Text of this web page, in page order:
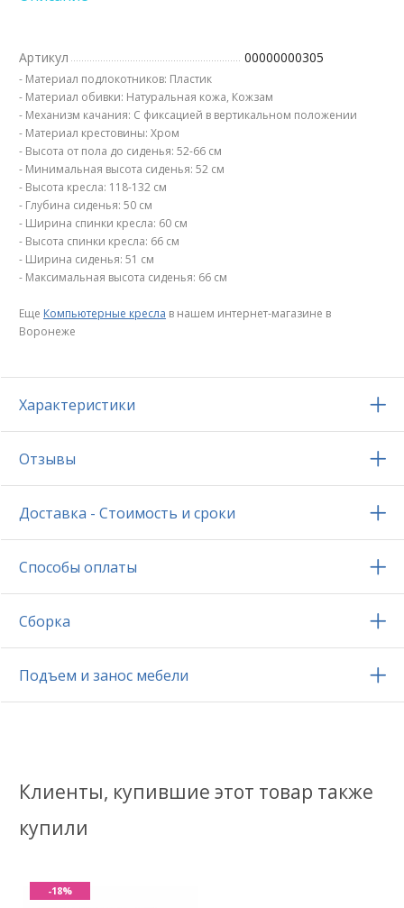
Артикул 00000000305
- Материал подлокотников: Пластик
- Материал обивки: Натуральная кожа, Кожзам
- Механизм качания: С фиксацией в вертикальном положении
- Материал крестовины: Хром
- Высота от пола до сиденья: 52-66 см
- Минимальная высота сиденья: 52 см
- Высота кресла: 118-132 см
- Глубина сиденья: 50 см
- Ширина спинки кресла: 60 см
- Высота спинки кресла: 66 см
- Ширина сиденья: 51 см
- Максимальная высота сиденья: 66 см
Еще Компьютерные кресла в нашем интернет-магазине в
Воронеже
Характеристики
Отзывы
Доставка - Стоимость и сроки
Способы оплаты
Сборка
Подъем и занос мебели
Клиенты, купившие этот товар также
купили
-18%